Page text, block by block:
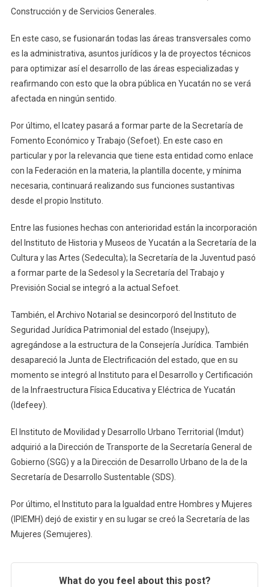
Construcción y de Servicios Generales.
En este caso, se fusionarán todas las áreas transversales como
es la administrativa, asuntos jurídicos y la de proyectos técnicos
para optimizar así el desarrollo de las áreas especializadas y
reafirmando con esto que la obra pública en Yucatán no se verá
afectada en ningún sentido.
Por último, el Icatey pasará a formar parte de la Secretaría de
Fomento Económico y Trabajo (Sefoet). En este caso en
particular y por la relevancia que tiene esta entidad como enlace
con la Federación en la materia, la plantilla docente, y mínima
necesaria, continuará realizando sus funciones sustantivas
desde el propio Instituto.
Entre las fusiones hechas con anterioridad están la incorporación
del Instituto de Historia y Museos de Yucatán a la Secretaría de la
Cultura y las Artes (Sedeculta); la Secretaría de la Juventud pasó
a formar parte de la Sedesol y la Secretaría del Trabajo y
Previsión Social se integró a la actual Sefoet.
También, el Archivo Notarial se desincorporó del Instituto de
Seguridad Jurídica Patrimonial del estado (Insejupy),
agregándose a la estructura de la Consejería Jurídica. También
desapareció la Junta de Electrificación del estado, que en su
momento se integró al Instituto para el Desarrollo y Certificación
de la Infraestructura Física Educativa y Eléctrica de Yucatán
(Idefeey).
El Instituto de Movilidad y Desarrollo Urbano Territorial (Imdut)
adquirió a la Dirección de Transporte de la Secretaría General de
Gobierno (SGG) y a la Dirección de Desarrollo Urbano de la de la
Secretaría de Desarrollo Sustentable (SDS).
Por último, el Instituto para la Igualdad entre Hombres y Mujeres
(IPIEMH) dejó de existir y en su lugar se creó la Secretaría de las
Mujeres (Semujeres).
What do you feel about this post?